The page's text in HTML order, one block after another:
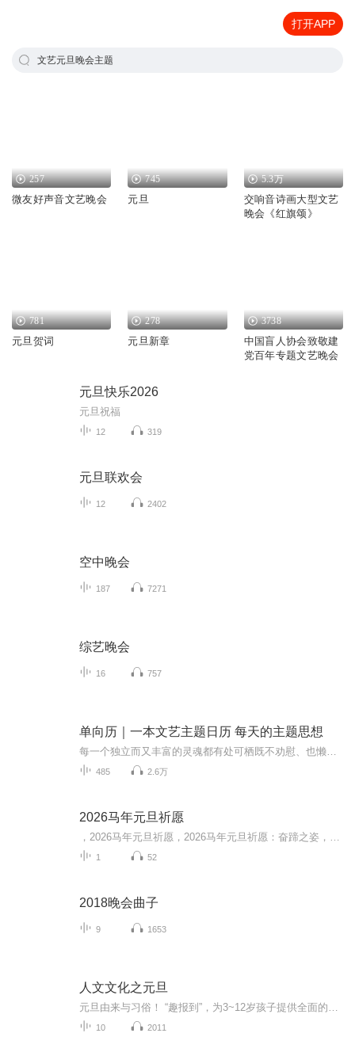
打开APP
文艺元旦晚会主题
257
微友好声音文艺晚会
745
元旦
5.3万
交响音诗画大型文艺
晚会《红旗颂》
781
元旦贺词
278
元旦新章
3738
中国盲人协会致敬建
党百年专题文艺晚会
元旦快乐2026
元旦祝福
12 319
元旦联欢会
12 2402
空中晚会
187 7271
综艺晚会
16 757
单向历｜一本文艺主题日历 每天的主题思想
485 2.6万
2026马年元旦祈愿
1 52
2018晚会曲子
9 1653
人文文化之元旦
10 2011